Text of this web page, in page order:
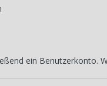
ein Benutzerkonto.